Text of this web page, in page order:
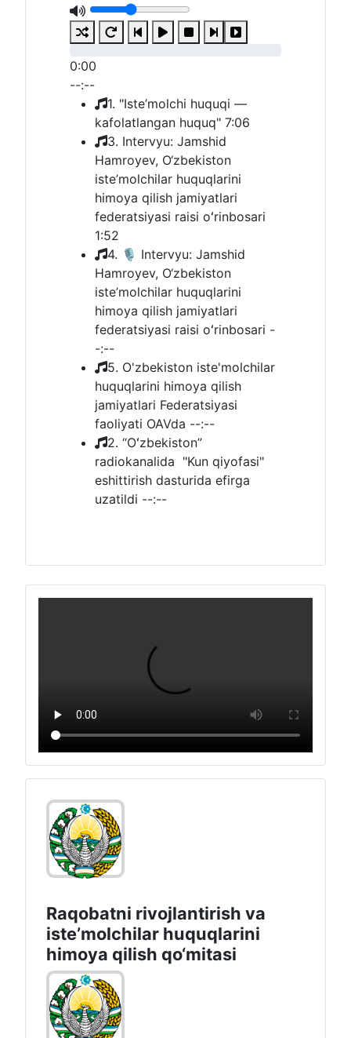
0:00
--:--
1. "Iste’molchi huquqi —
kafolatlangan huquq" 7:06
3. Intervyu: Jamshid
Hamroyev, O‘zbekiston
iste’molchilar huquqlarini
himoya qilish jamiyatlari
federatsiyasi raisi oʻrinbosari
1:52
4. 🎙 Intervyu: Jamshid
Hamroyev, O‘zbekiston
iste’molchilar huquqlarini
himoya qilish jamiyatlari
federatsiyasi raisi oʻrinbosari -
-:--
5. O'zbekiston iste'molchilar
huquqlarini himoya qilish
jamiyatlari Federatsiyasi
faoliyati OAVda --:--
2. “Oʻzbekiston”
radiokanalida "Kun qiyofasi"
eshittirish dasturida efirga
uzatildi --:--
Raqobatni rivojlantirish va
isteʼmolchilar huquqlarini
himoya qilish qo‘mitasi